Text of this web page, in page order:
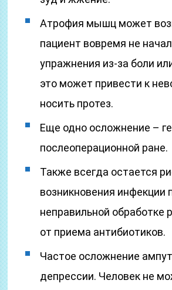
Атрофия мышц может
пациент вовремя не
упражнения из-за боли
это может привести к
носить протез.
Еще одно осложнение –
послеоперационной ране.
Также всегда остается
возникновения инфекции
неправильной обработке
от приема антибиотиков.
Частое осложнение
депрессии. Человек не